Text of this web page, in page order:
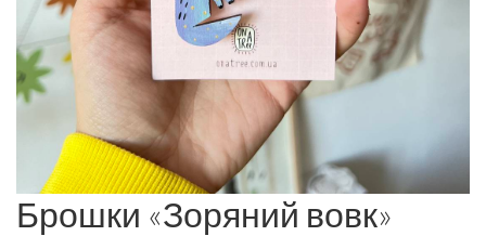
Брошки «Зоряний вовк»